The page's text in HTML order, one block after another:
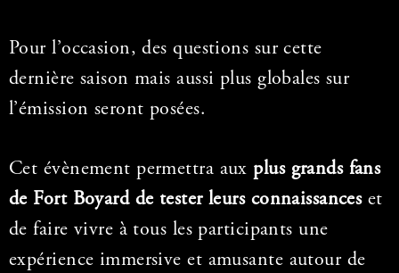
Pour l’occasion, des questions sur cette
dernière saison mais aussi plus globales sur
l’émission seront posées.
Cet évènement permettra aux plus grands fans
de Fort Boyard de tester leurs connaissanceset
de faire vivre à tous les participants une
expérience immersive et amusante autour de